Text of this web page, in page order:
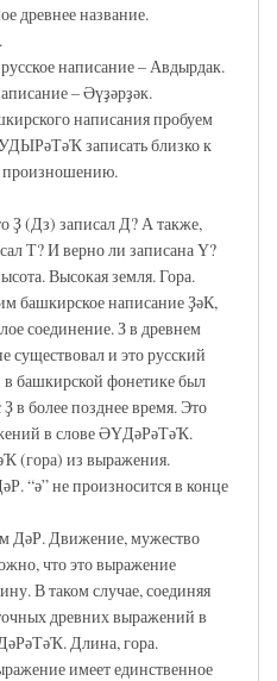
древнее название.
написание – Авдырдак.
– Әүҙәрҙәк.
написания пробуем
записать близко к
Ҙ (Дз) записал Д? А также,
Т? И верно ли записана Ү?
Высокая земля. Гора.
башкирское написание ҘәК,
соединение. З в древнем
существовал и это русский
в башкирской фонетике был
Ҙ в более позднее время. Это
в слове ӘҮДәРәТәҠ.
(гора) из выражения.
“ә” не произносится в конце
ДәР. Движение, мужество
что это выражение
В таком случае, соединяя
древних выражений в
Длина, гора.
имеет единственное